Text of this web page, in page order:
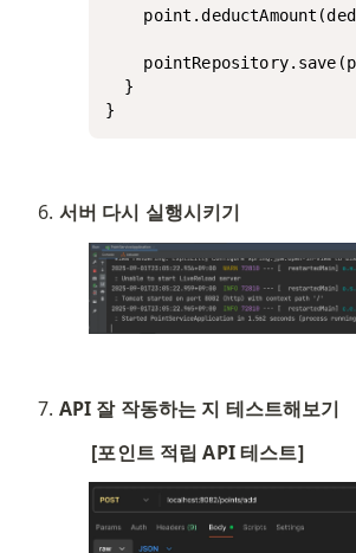
  }
}
서버 다시 실행시키기
API 잘 작동하는 지 테스트해보기
[포인트 적립 API 테스트]